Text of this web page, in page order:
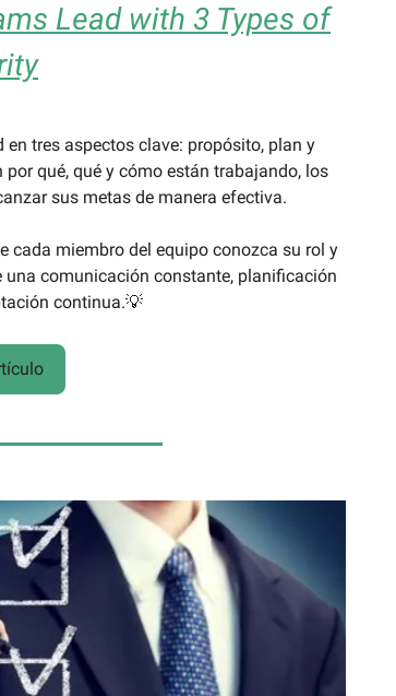
Lead with 3 Types of
tres aspectos clave: propósito, plan y
qué, qué y cómo están trabajando, los
sus metas de manera efectiva.
cada miembro del equipo conozca su rol y
comunicación constante, planificación
continua.💡